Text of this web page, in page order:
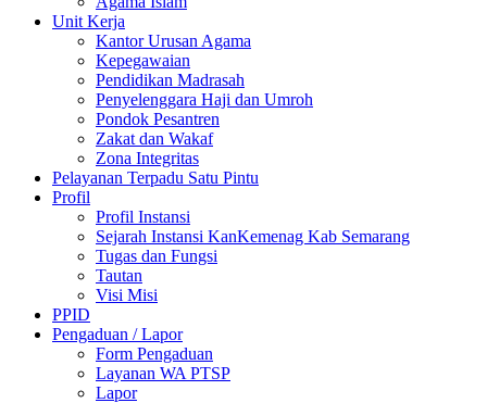
Unit Kerja
Kantor Urusan Agama
Kepegawaian
Pendidikan Madrasah
Penyelenggara Haji dan Umroh
Pondok Pesantren
Zakat dan Wakaf
Zona Integritas
Pelayanan Terpadu Satu Pintu
Profil
Profil Instansi
Sejarah Instansi KanKemenag Kab Semarang
Tugas dan Fungsi
Tautan
Visi Misi
PPID
Pengaduan / Lapor
Form Pengaduan
Layanan WA PTSP
Lapor